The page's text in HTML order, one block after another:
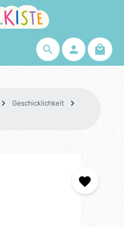
Geschicklichkeit